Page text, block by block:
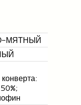
МЯТНЫЙ